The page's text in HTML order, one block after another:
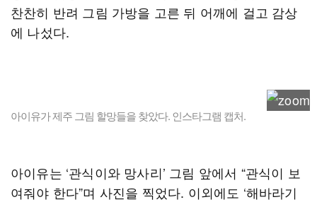
찬찬히 반려 그림 가방을 고른 뒤 어깨에 걸고 감상
에 나섰다.
아이유가 제주 그림 할망들을 찾았다. 인스타그램 캡처.
아이유는 ‘관식이와 망사리’ 그림 앞에서 “관식이 보
여줘야 한다”며 사진을 찍었다. 이외에도 ‘해바라기